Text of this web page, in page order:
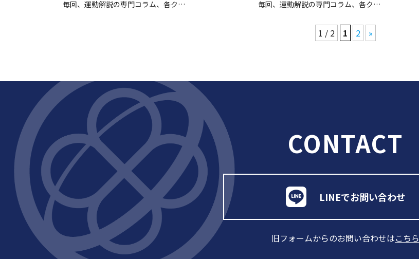
毎回、運動解説の専門コラム、各ク…
毎回、運動解説の専門コラム、各ク…
1 / 2 1 2 »
CONTACT
LINEでお問い合わせ
旧フォームからのお問い合わせはこちら